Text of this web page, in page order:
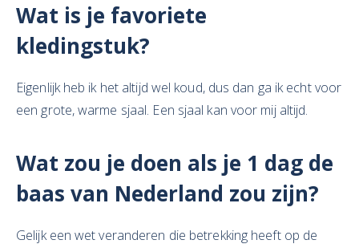
Wat is je favoriete
kledingstuk?
Eigenlijk heb ik het altijd wel koud, dus dan ga ik echt voor
een grote, warme sjaal. Een sjaal kan voor mij altijd.
Wat zou je doen als je 1 dag de
baas van Nederland zou zijn?
Gelijk een wet veranderen die betrekking heeft op de